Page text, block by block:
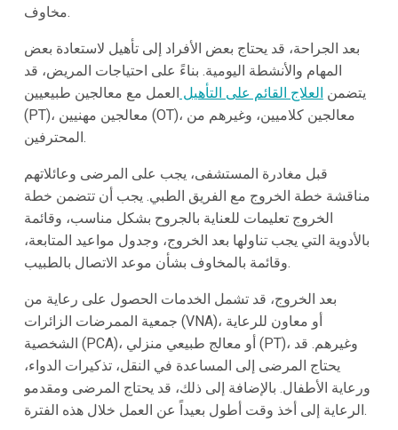
مخاوف.
بعد الجراحة، قد يحتاج بعض الأفراد إلى تأهيل لاستعادة بعض
المهام والأنشطة اليومية. بناءً على احتياجات المريض، قد
يتضمن العلاج القائم على التأهيل العمل مع معالجين طبيعيين
(PT)، معالجين مهنيين (OT)، معالجين كلاميين، وغيرهم من
المحترفين.
قبل مغادرة المستشفى، يجب على المرضى وعائلاتهم
مناقشة خطة الخروج مع الفريق الطبي. يجب أن تتضمن خطة
الخروج تعليمات للعناية بالجروح بشكل مناسب، وقائمة
بالأدوية التي يجب تناولها بعد الخروج، وجدول مواعيد المتابعة،
وقائمة بالمخاوف بشأن موعد الاتصال بالطبيب.
بعد الخروج، قد تشمل الخدمات الحصول على رعاية من
جمعية الممرضات الزائرات (VNA)، أو معاون للرعاية
الشخصية (PCA)، أو معالج طبيعي منزلي (PT)، وغيرهم. قد
يحتاج المرضى إلى المساعدة في النقل، تذكيرات الدواء،
ورعاية الأطفال. بالإضافة إلى ذلك، قد يحتاج المرضى ومقدمو
الرعاية إلى أخذ وقت أطول بعيداً عن العمل خلال هذه الفترة.